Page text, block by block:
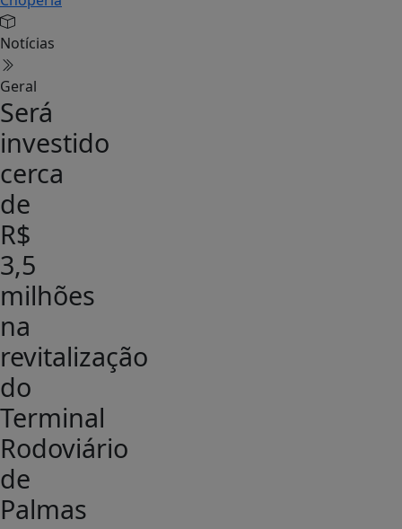
Notícias
Geral
Será
investido
cerca
de
R$
3,5
milhões
na
revitalização
do
Terminal
Rodoviário
de
Palmas